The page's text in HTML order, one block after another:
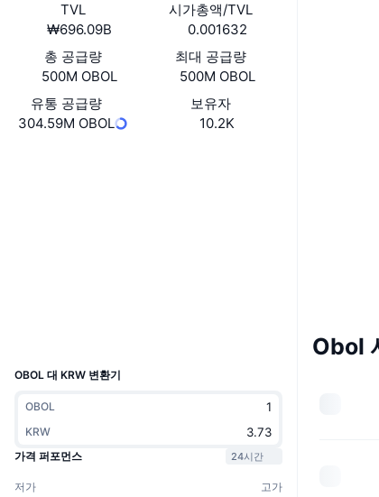
TVL
₩696.09B
시가총액/TVL
0.001632
총 공급량
500M OBOL
최대 공급량
500M OBOL
유통 공급량
304.59M OBOL
보유자
10.2K
OBOL 대 KRW 변환기
OBOL
KRW
가격 퍼포먼스
24시간
저가
고가
Obol